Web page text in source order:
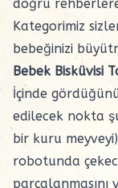
doğru
Kategorimiz
bebeğinizi
Bebek Bisküvisi
İçinde
edilecek nokta
bir kuru
robotunda
parçalanmasını